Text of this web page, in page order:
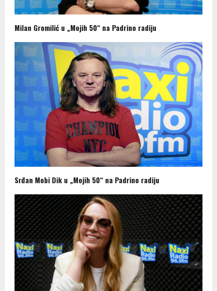
Milan Gromilić u „Mojih 50“ na Padrino radiju
Srđan Mobi Dik u „Mojih 50“ na Padrino radiju